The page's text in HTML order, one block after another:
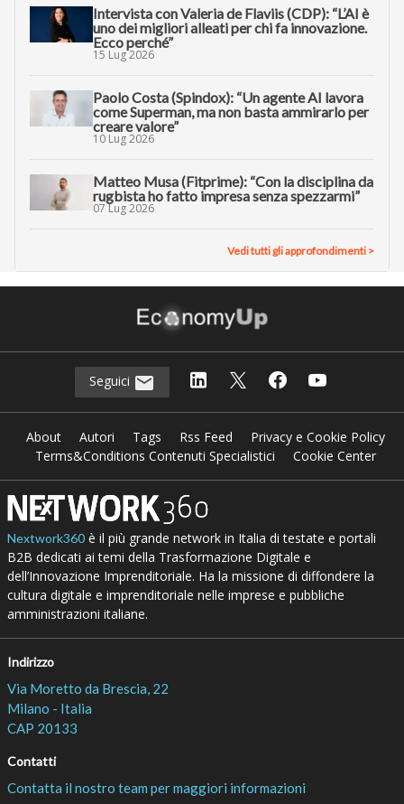
Intervista con Valeria de Flaviis (CDP): “L’AI è
uno dei migliori alleati per chi fa innovazione.
Ecco perché”
15 Lug 2026
Paolo Costa (Spindox): “Un agente AI lavora
come Superman, ma non basta ammirarlo per
creare valore”
10 Lug 2026
Matteo Musa (Fitprime): “Con la disciplina da
rugbista ho fatto impresa senza spezzarmi”
07 Lug 2026
Vedi tutti gli approfondimenti >
Seguici
About Autori Tags Rss Feed
Privacy e Cookie Policy
Terms&Conditions Contenuti Specialistici
Cookie Center
Nextwork360è il più grande network in Italia di testate e portali
B2B dedicati ai temi della Trasformazione Digitale e
dell’Innovazione Imprenditoriale. Ha la missione di diffondere la
cultura digitale e imprenditoriale nelle imprese e pubbliche
amministrazioni italiane.
Indirizzo
Via Moretto da Brescia, 22
Milano - Italia
CAP 20133
Contatti
Contatta il nostro team per maggiori informazioni